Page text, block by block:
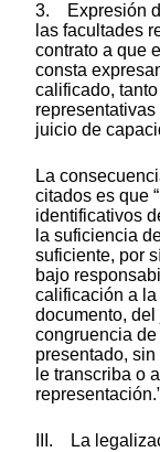
3. Expresión
las facultades
contrato a que
consta
calificado,
juicio de
La
citados es que
identificativos
la suficiencia
suficiente, por
bajo
calificación a
documento,
congruencia
presentado,
le transcriba o
III. La